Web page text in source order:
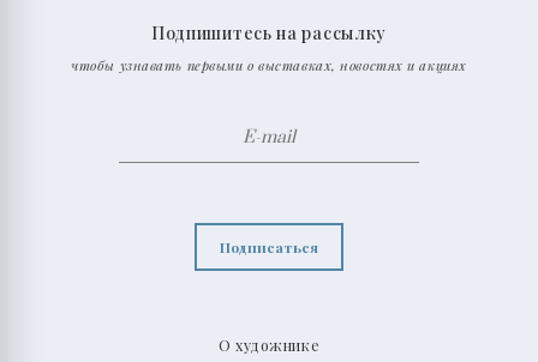
О художнике
Подпишитесь на рассылку
чтобы узнавать первыми о выставках, новостях и акциях
Подписаться